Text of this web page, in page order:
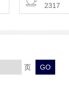
2317
页